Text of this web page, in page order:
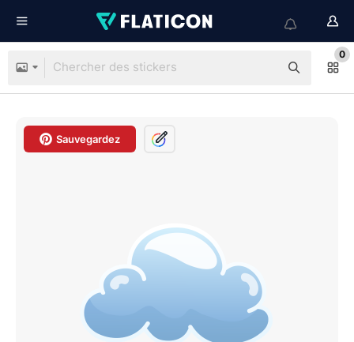
0
Sauvegardez